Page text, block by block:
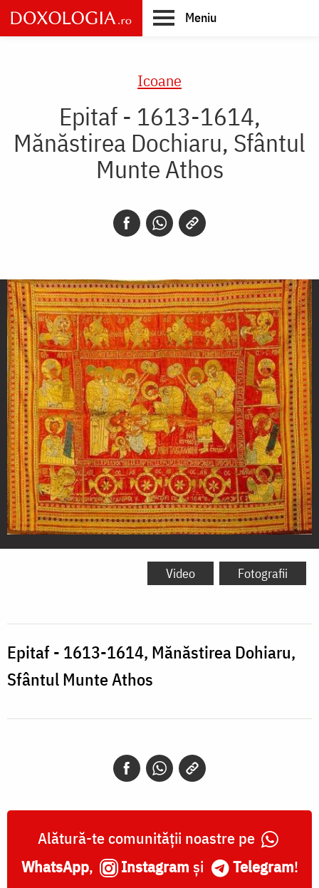
Skip
to
main
Meniu
Icoane
Epitaf - 1613-1614,
Mănăstirea Dochiaru, Sfântul
Munte Athos
Epitaf
1614,
Mănăstirea
Dohiaru,
Munte
Video Fotografii
Epitaf - 1613-1614, Mănăstirea Dohiaru,
Sfântul Munte Athos
Alătură-te comunității noastre pe
WhatsApp, Instagram și Telegram!